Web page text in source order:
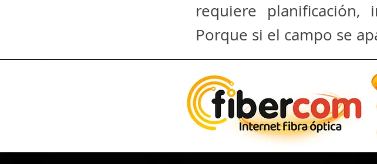
requiere planificación,
Porque si el campo se